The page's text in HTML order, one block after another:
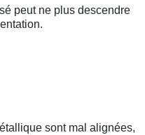
peut ne plus descendre
sont mal alignées,